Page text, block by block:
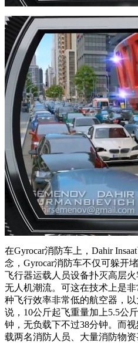
在Gyrocar消防车上，Dahir
念，Gyrocar消防车不仅可躲开
飞行器运载人员设备扑灭高层
无人机潮流。可这在技术上是
种飞行效率非常低的航空器，
说，10公斤起飞重量加上5.5公
钟，无负载下不过38分钟。而
载两名消防人员、大量消防物